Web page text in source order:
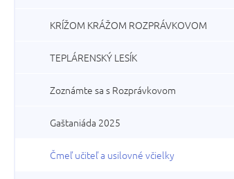
KRÍŽOM KRÁŽOM ROZPRÁVKOVOM
TEPLÁRENSKÝ LESÍK
Zoznámte sa s Rozprávkovom
Gaštaniáda 2025
Čmeľ učiteľ a usilovné včielky